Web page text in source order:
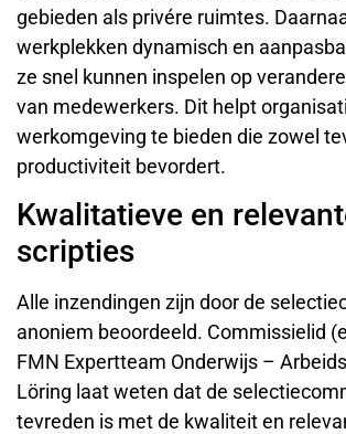
gebieden als privére ruimtes.
werkplekken dynamisch en
ze snel kunnen inspelen op
van medewerkers. Dit helpt
werkomgeving te bieden die zowel
productiviteit bevordert.
Kwalitatieve en
scripties
Alle inzendingen zijn door de
anoniem beoordeeld. Commissielid
FMN Expertteam Onderwijs –
Löring laat weten dat de
tevreden is met de kwaliteit en